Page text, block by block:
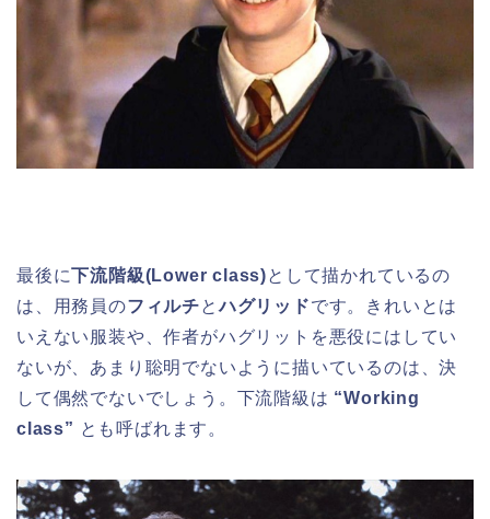
最後に 下流階級(Lower class)として描かれているの
は、用務員のフィルチとハグリッドです。きれいとは
いえない服装や、作者がハグリットを悪役にはしてい
ないが、あまり聡明でないように描いているのは、決
して偶然でないでしょう。下流階級は “Working
class” とも呼ばれます。